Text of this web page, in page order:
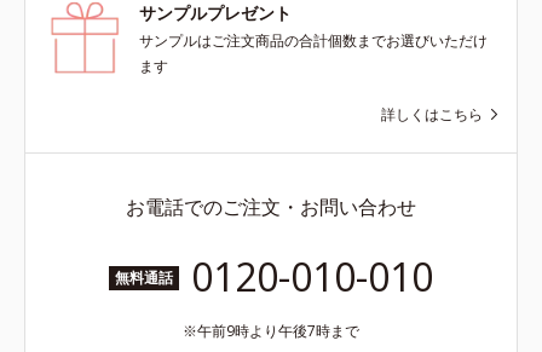
サンプルプレゼント
サンプルはご注文商品の合計個数までお選びいただけ
ます
詳しくはこちら
お電話でのご注文・お問い合わせ
無料通話 0120-010-010
午前9時より午後7時まで